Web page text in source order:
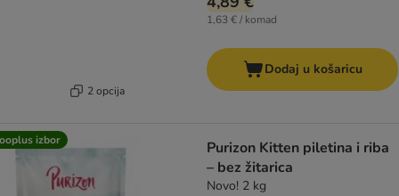
2 opcija
1,63 € / komad
Dodaj u košaricu
izbor
Purizon Kitten piletina i riba
– bez žitarica
Novo! 2 kg